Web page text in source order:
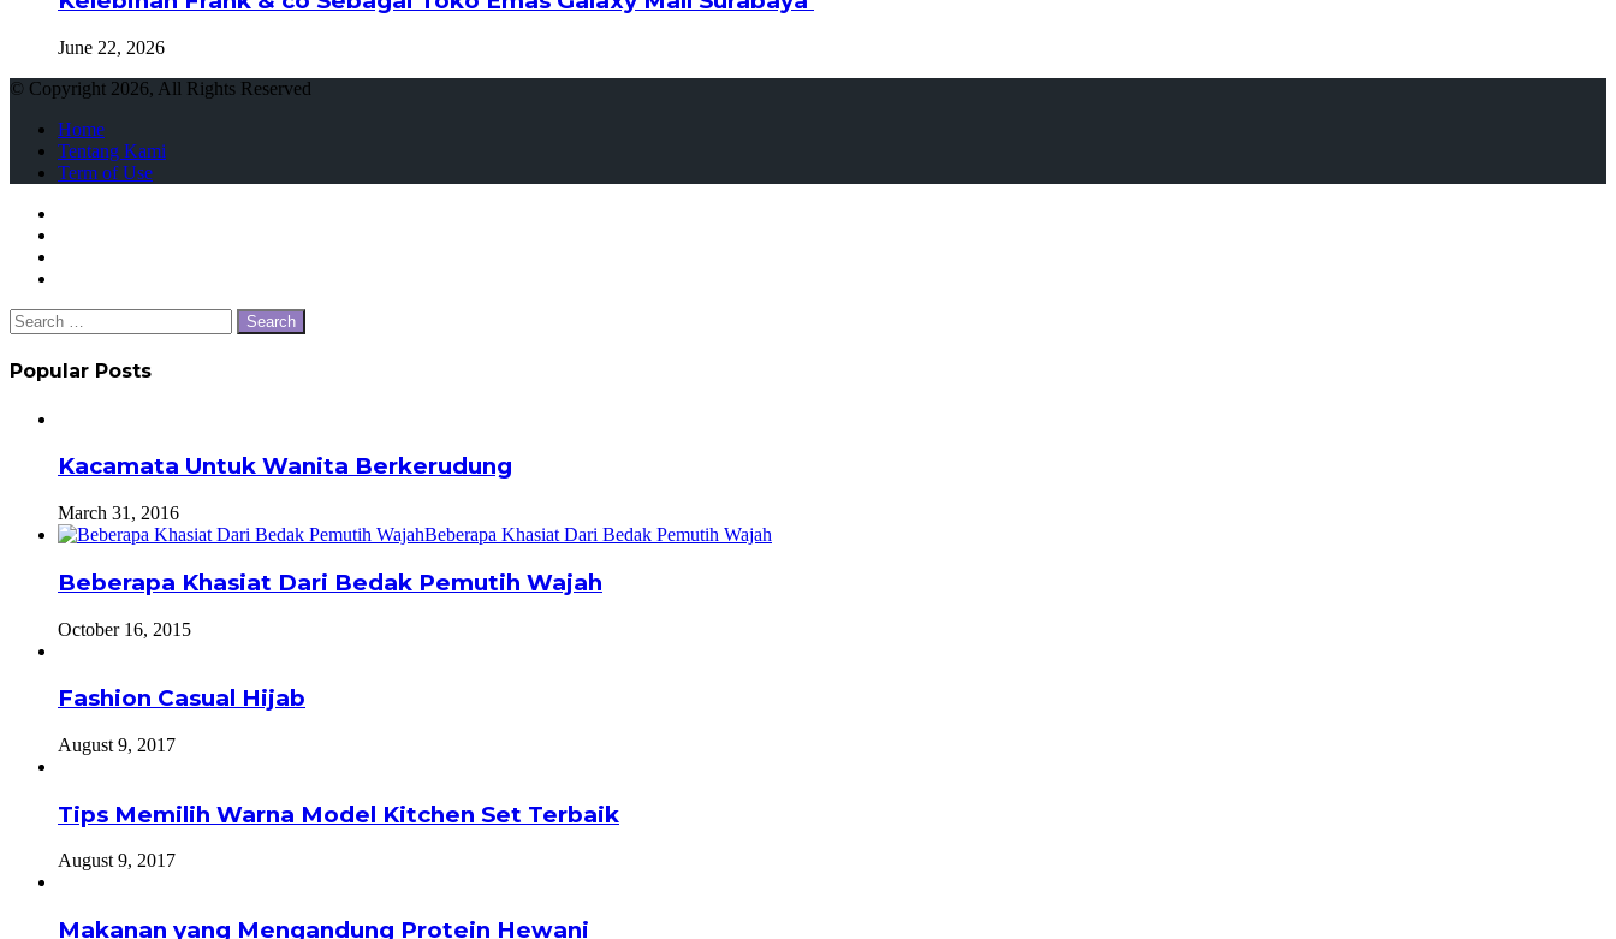
June 22, 2026
© Copyright 2026, All Rights Reserved
Home
Tentang Kami
Term of Use
Facebook
Twitter
WhatsApp
Telegram
Close
Search
for:
Popular Posts
Kacamata Untuk Wanita Berkerudung
March 31, 2016
Beberapa Khasiat Dari Bedak Pemutih Wajah
October 16, 2015
Fashion Casual Hijab
August 9, 2017
Tips Memilih Warna Model Kitchen Set Terbaik
August 9, 2017
Makanan yang Mengandung Protein Hewani